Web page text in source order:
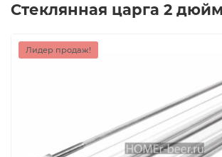
Стеклянная царга 2
Лидер продаж!